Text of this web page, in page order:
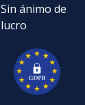
Sin ánimo de
lucro